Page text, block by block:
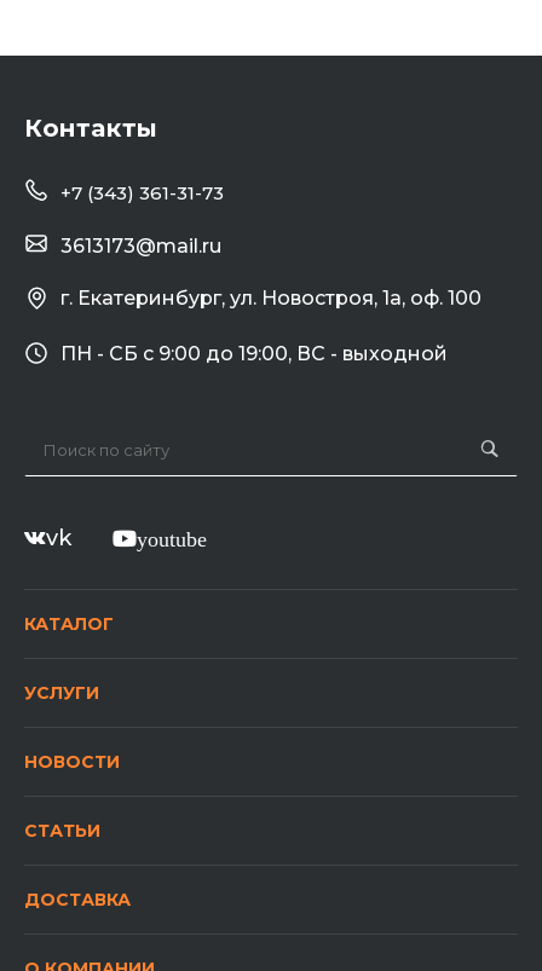
Контакты
+7 (343) 361-31-73
г. Екатеринбург, ул. Новостроя, 1а, оф. 100
3613173@mail.ru
ПН - СБ с 9:00 до 19:00, ВС - выходной
vk youtube
КАТАЛОГ
УСЛУГИ
НОВОСТИ
СТАТЬИ
ДОСТАВКА